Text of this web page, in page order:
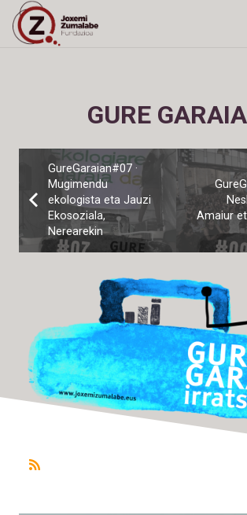
GURE
GureGaraian#07 ·
Mugimendu
ekologista eta Jauzi
Ekosoziala,
Nerearekin
Amaiur